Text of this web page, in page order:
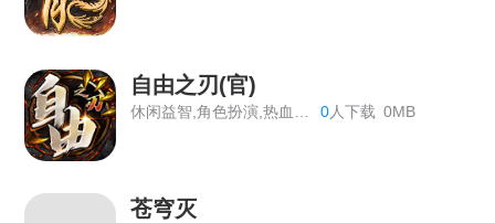
《神仙道》开服表
《血饮龙纹》双11狂欢活动
《血饮龙纹》历史累计线下返利
《血饮龙纹》单日线下返利
《血饮龙纹》VIP价格表
自由之刃(官)
0人下载 0MB
苍穹灭